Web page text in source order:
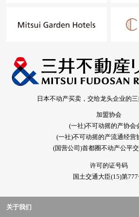
日本不动产买卖，交给龙头企业的
加盟协会
(一社)不可动摇的产协会
(一社)不可动摇的产流通经营
(国营公司)首都圈不动产公平
许可的证号码
国土交通大臣(15)第
关于我们